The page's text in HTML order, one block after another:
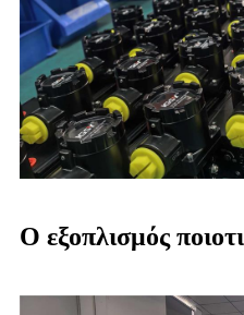
Ο εξοπλισμός